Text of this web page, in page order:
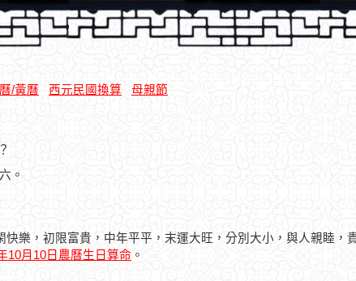
/黃曆 西元民國換算 母親節
。
樂，初限富貴，中年平平，末運大旺，分別大小，與人親睦，
10月10日農曆生日算命 。